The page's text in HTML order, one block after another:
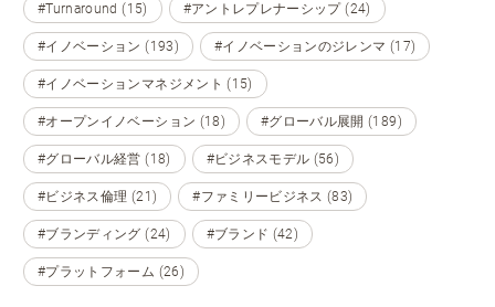
#Turnaround (15) #アントレプレナーシップ (24)
#イノベーション (193) #イノベーションのジレンマ (17)
#イノベーションマネジメント (15)
#オープンイノベーション (18) #グローバル展開 (189)
#グローバル経営 (18) #ビジネスモデル (56)
#ビジネス倫理 (21) #ファミリービジネス (83)
#ブランディング (24) #ブランド (42)
#プラットフォーム (26)